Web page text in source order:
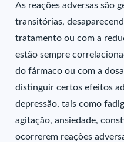
As reações adversas são
transitórias,
tratamento ou com a
estão sempre
do fármaco ou com a
distinguir certos efeitos
depressão, tais como
agitação, ansiedade,
ocorrerem reações